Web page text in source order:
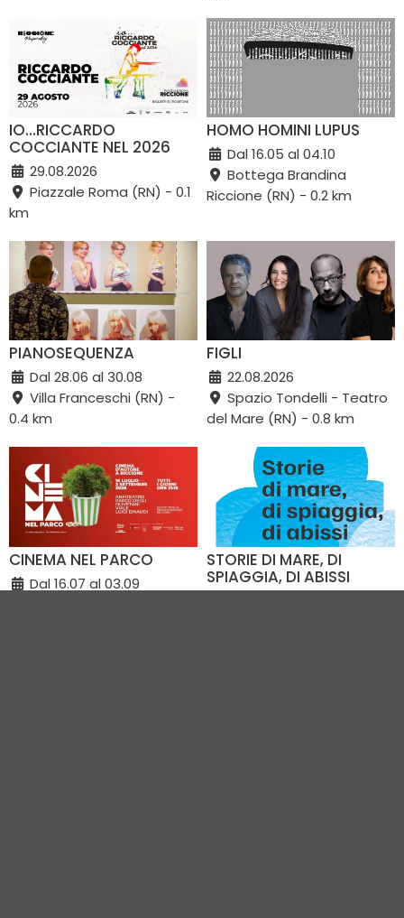
IO…RICCARDO
COCCIANTE NEL 2026
29.08.2026
Piazzale Roma (RN) - 0.1
km
HOMO HOMINI LUPUS
Dal 16.05 al 04.10
Bottega Brandina
Riccione (RN) - 0.2 km
PIANOSEQUENZA
Dal 28.06 al 30.08
Villa Franceschi (RN) -
0.4 km
FIGLI
22.08.2026
Spazio Tondelli - Teatro
del Mare (RN) - 0.8 km
CINEMA NEL PARCO
Dal 16.07 al 03.09
STORIE DI MARE, DI
SPIAGGIA, DI ABISSI